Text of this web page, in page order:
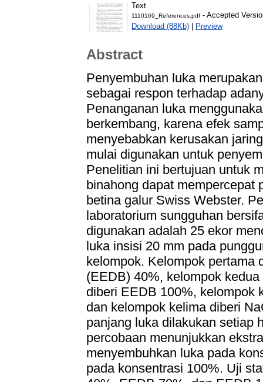
Text
1110169_References.pdf - Accepted
Download (88Kb) | Preview
Abstract
Penyembuhan luka
sebagai respon terhadap
Penanganan luka
berkembang, karena efek
menyebabkan kerusakan
mulai digunakan untuk
Penelitian ini bertujuan untuk
binahong dapat mempercepat
betina galur Swiss Webster.
laboratorium sungguhan
digunakan adalah 25 ekor
luka insisi 20 mm pada
kelompok. Kelompok pertama
(EEDB) 40%, kelompok
diberi EEDB 100%, kelompok
dan kelompok kelima diberi
panjang luka dilakukan setiap
percobaan menunjukkan
menyembuhkan luka pada
pada konsentrasi 100%. Uji